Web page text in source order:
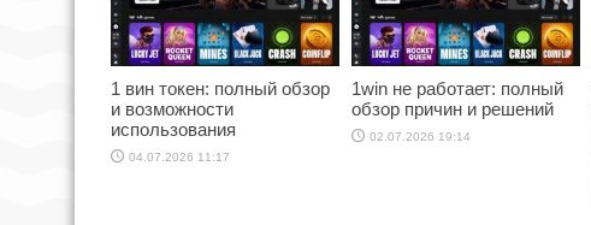
1 вин токен: полный обзор
и возможности
использования
04.07.2026 11:17
1win не работает: полный
обзор причин и решений
02.07.2026 19:14